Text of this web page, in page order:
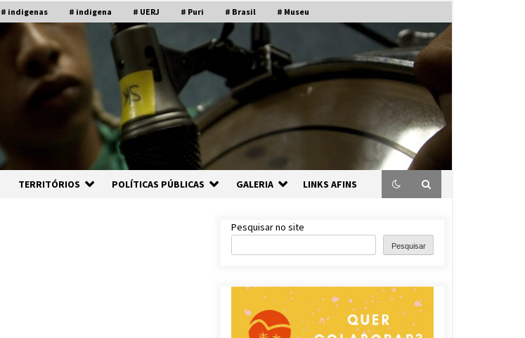
# indigenas # indigena # UERJ # Puri # Brasil # Museu
TERRITÓRIOS POLÍTICAS PÚBLICAS GALERIA LINKS AFINS
Pesquisar no site
Pesquisar